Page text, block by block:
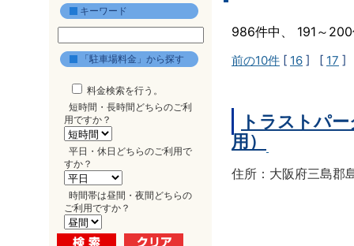
キーワード
「駐車場料金」から探す
料金検索を行う。
短時間・長時間どちらのご利
用ですか？
平日・休日どちらのご利用で
すか？
時間帯は昼間・夜間どちらの
ご利用ですか？
986件中、 191～
前の10件 [ 16 ] [ 17 ]
トラストパ
用）
住所：大阪府三島郡